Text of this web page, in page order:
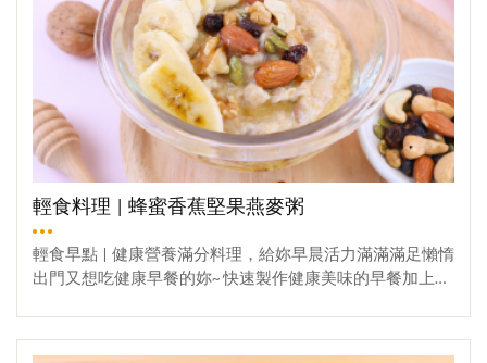
合。花朵：玫瑰、茉莉、桂花，視覺與味覺的提升。陳
皮、乾薑：驅寒又溫潤口腔。材料蜂蜜果乾茶糖① 肉桂
棒：10-12根② 香橙片/西柚片/鳳梨片③ 薄荷葉④ 乾薑/
陳皮⑤ 玫瑰花/桂花⑥ 茉莉花/雪菊⑦ 糖：80克⑧ 蜂
蜜：50克糖漿➊ 白糖80克➋ 蜂蜜50克製作蜂蜜果乾茶糖 ①
將白糖/蜂蜜/少許水，一起倒入鍋中。② 使用小火加熱至
溶化，呈現蜂蜜焦糖樣貌。(切記不攪拌，晃動鍋子即可)
③ 糖漿呈現大滾，冒大泡、變稠，就完成了。④ 將果乾
片當底片。此處使用(香橙片/鳳梨片/西柚片)⑤ 將肉桂棒
切成適當長短，當手柄，並於底片上擺上自己喜歡的果乾
和茶。⑥ 最後淋上一層蜂蜜焦糖，將果乾和肉桂棒黏在一
起，等糖漿乾就完成了!!影片教學蜜編提醒 ➊ 煮糖漿時切
輕食料理 | 蜂蜜香蕉堅果燕麥粥
輕食早點 | 健康營養滿分料理，給妳早晨活力滿滿滿足懶惰
出門又想吃健康早餐的妳~ 快速製作健康美味的早餐加上自
② 水：100g③ 鮮奶：100g④ 蜂蜜⑤ 堅果 *可依個人喜
觀看更多